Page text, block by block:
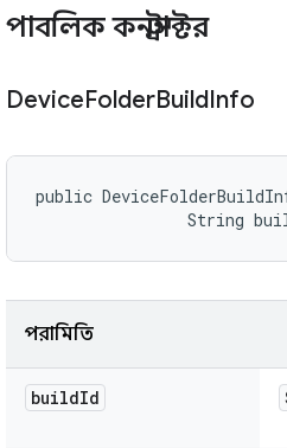
পাবলিক কনস্ট্রাক্টর
DeviceFolderBuildInfo
public
String
পরামিতি
buildId